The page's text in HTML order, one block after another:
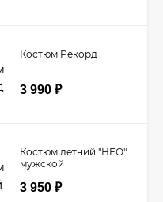
Костюм Рекорд
3 990 ₽
Костюм летний "НЕО"
мужской
3 950 ₽